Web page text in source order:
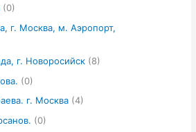
(0)
г. Москва, м. Аэропорт,
г. Новоросийск (8)
(0)
г. Москва (4)
(0)